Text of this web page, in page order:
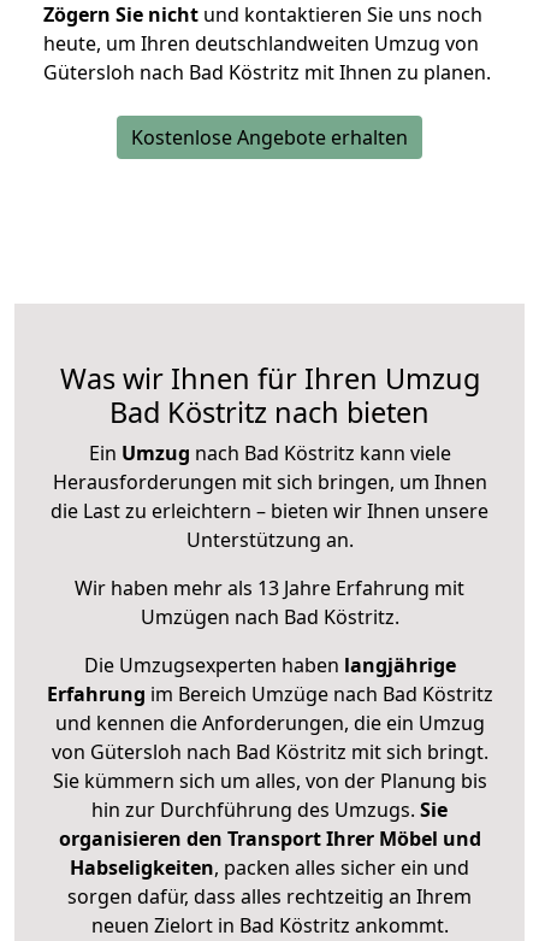
Zögern Sie nicht und kontaktieren Sie uns noch
heute, um Ihren deutschlandweiten Umzug von
Gütersloh nach Bad Köstritz mit Ihnen zu planen.
Kostenlose Angebote erhalten
Was wir Ihnen für Ihren Umzug
Bad Köstritz nach bieten
Ein Umzug nach Bad Köstritz kann viele
Herausforderungen mit sich bringen, um Ihnen
die Last zu erleichtern – bieten wir Ihnen unsere
Unterstützung an.
Wir haben mehr als 13 Jahre Erfahrung mit
Umzügen nach Bad Köstritz.
Die Umzugsexperten haben langjährige
Erfahrung im Bereich Umzüge nach Bad Köstritz
und kennen die Anforderungen, die ein Umzug
von Gütersloh nach Bad Köstritz mit sich bringt.
Sie kümmern sich um alles, von der Planung bis
hin zur Durchführung des Umzugs. Sie
organisieren den Transport Ihrer Möbel und
Habseligkeiten, packen alles sicher ein und
sorgen dafür, dass alles rechtzeitig an Ihrem
neuen Zielort in Bad Köstritz ankommt.